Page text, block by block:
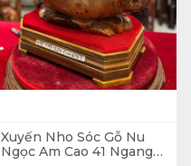
Xuyến Nho Sóc Gỗ Nu
Ngọc Am Cao 41 Ngang